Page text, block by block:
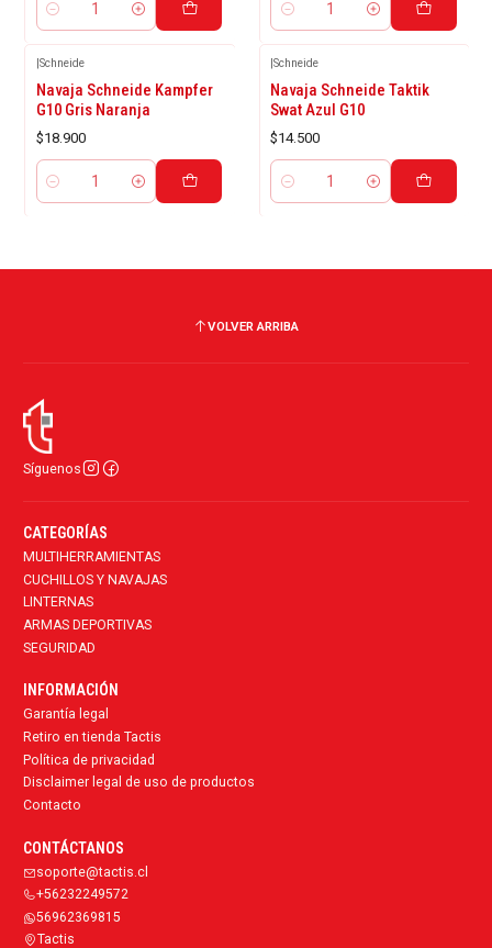
Cantidad Cantidad
Schneide
Navaja Schneide Kampfer
G10 Gris Naranja
$18.900
Cantidad
Schneide
Navaja Schneide Taktik
Swat Azul G10
$14.500
Cantidad
VOLVER ARRIBA
Síguenos
CATEGORÍAS
MULTIHERRAMIENTAS
CUCHILLOS Y NAVAJAS
LINTERNAS
ARMAS DEPORTIVAS
SEGURIDAD
INFORMACIÓN
Garantía legal
Retiro en tienda Tactis
Política de privacidad
Disclaimer legal de uso de productos
Contacto
CONTÁCTANOS
soporte@tactis.cl
+56232249572
56962369815
Tactis